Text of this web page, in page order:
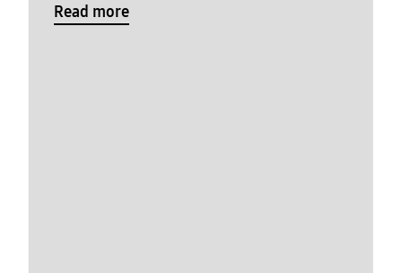
Read more